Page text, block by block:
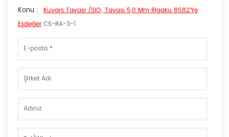
Konu : Kuvars Tavası /SiO₂ Tavası 5,0 Mm Rigaku 8582'ye
Eşdeğer CS-RA-3-1